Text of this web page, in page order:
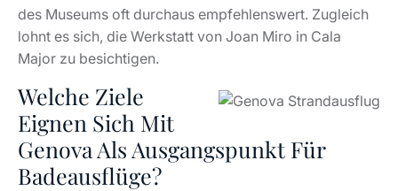
des Museums oft durchaus empfehlenswert. Zugleich
lohnt es sich, die Werkstatt von Joan Miro in Cala
Major zu besichtigen.
Welche Ziele
Eignen Sich Mit
Genova Als Ausgangspunkt Für
Badeausflüge?